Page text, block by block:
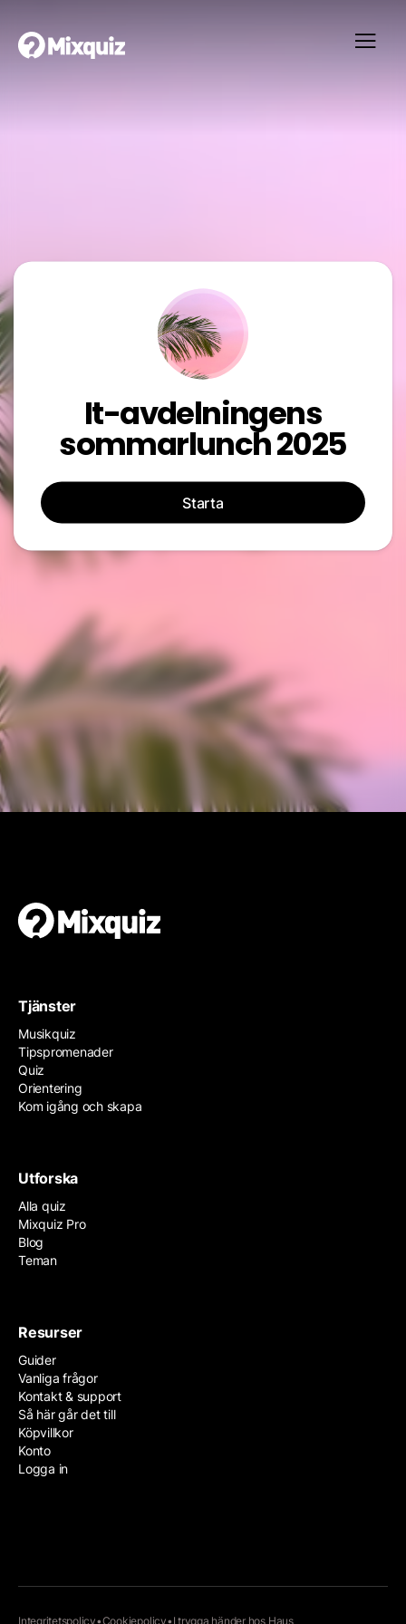
It-avdelningens
sommarlunch 2025
Starta
Tjänster
Musikquiz
Tipspromenader
Quiz
Orientering
Kom igång och skapa
Utforska
Alla quiz
Mixquiz Pro
Blog
Teman
Resurser
Guider
Vanliga frågor
Kontakt & support
Så här går det till
Köpvillkor
Konto
Logga in
Integritetspolicy•Cookiepolicy•I trygga händer hos Haus